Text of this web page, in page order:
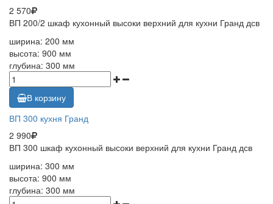
2 570
ВП 200/2 шкаф кухонный высоки верхний для кухни Гранд дсв
ширина: 200 мм
высота: 900 мм
глубина: 300 мм
В корзину
ВП 300 кухня Гранд
2 990
ВП 300 шкаф кухонный высоки верхний для кухни Гранд дсв
ширина: 300 мм
высота: 900 мм
глубина: 300 мм